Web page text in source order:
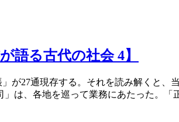
語る古代の社会 4】
が27通現存する。それを読み解くと
は、各地を巡って業務にあたった。